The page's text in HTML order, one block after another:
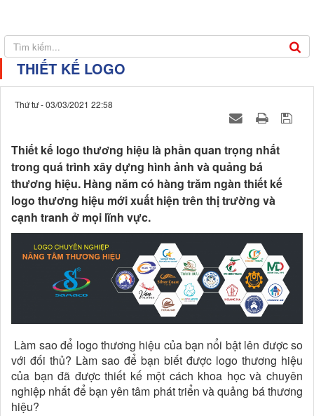
THIẾT KẾ LOGO
Thứ tư - 03/03/2021 22:58
Thiết kế logo thương hiệu là phần quan trọng nhất
trong quá trình xây dựng hình ảnh và quảng bá
thương hiệu. Hàng năm có hàng trăm ngàn thiết kế
logo thương hiệu mới xuất hiện trên thị trường và
cạnh tranh ở mọi lĩnh vực.
Làm sao để logo thương hiệu của bạn nổi bật lên được so
với đối thủ? Làm sao để bạn biết được logo thương hiệu
của bạn đã được thiết kế một cách khoa học và chuyên
nghiệp nhất để bạn yên tâm phát triển và quảng bá thương
hiệu?